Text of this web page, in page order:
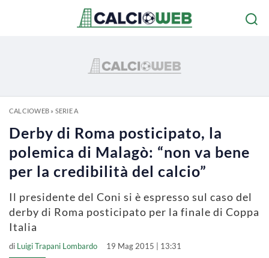
CALCIOWEB» SERIE A
Derby di Roma posticipato, la
polemica di Malagò: “non va bene
per la credibilità del calcio”
Il presidente del Coni si è espresso sul caso del
derby di Roma posticipato per la finale di Coppa
Italia
di Luigi Trapani Lombardo 19 Mag 2015 | 13:31